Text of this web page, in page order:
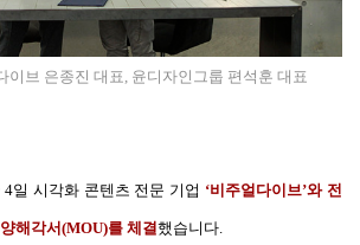
이브 은종진 대표, 윤디자인그룹 편석훈 대표
4일 시각화 콘텐츠 전문 기업 ‘비주얼다이브’와 전
해각서(MOU)를 체결했습니다.